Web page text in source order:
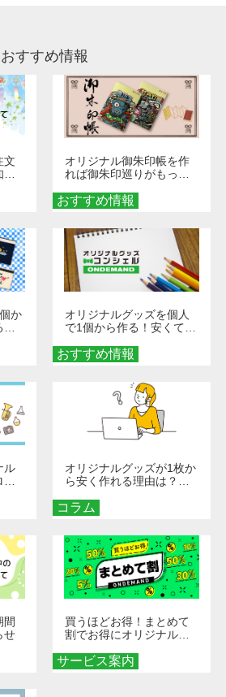
おすすめ情報
文
おすすめ情報
オリジナル御朱印帳を作
れば御朱印巡りがもっと
ダーメイドする魅力と選
び方
か
おすすめ情報
オリジナルグッズを個人
で1個から作る！安くて簡
秘訣
ル
コラム
オリジナルグッズが1枚か
ら安く作れる理由は？オ
とメリットを解説
間
せ
サービス案内
買うほどお得！まとめて
割でお得にオリジナルグ